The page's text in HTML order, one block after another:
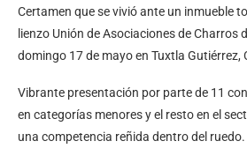
Certamen que se vivió ante un inmueble
lienzo Unión de Asociaciones de Charros
domingo 17 de mayo en Tuxtla Gutiérrez,
Vibrante presentación por parte de 11
en categorías menores y el resto en el
una competencia reñida dentro del ruedo.